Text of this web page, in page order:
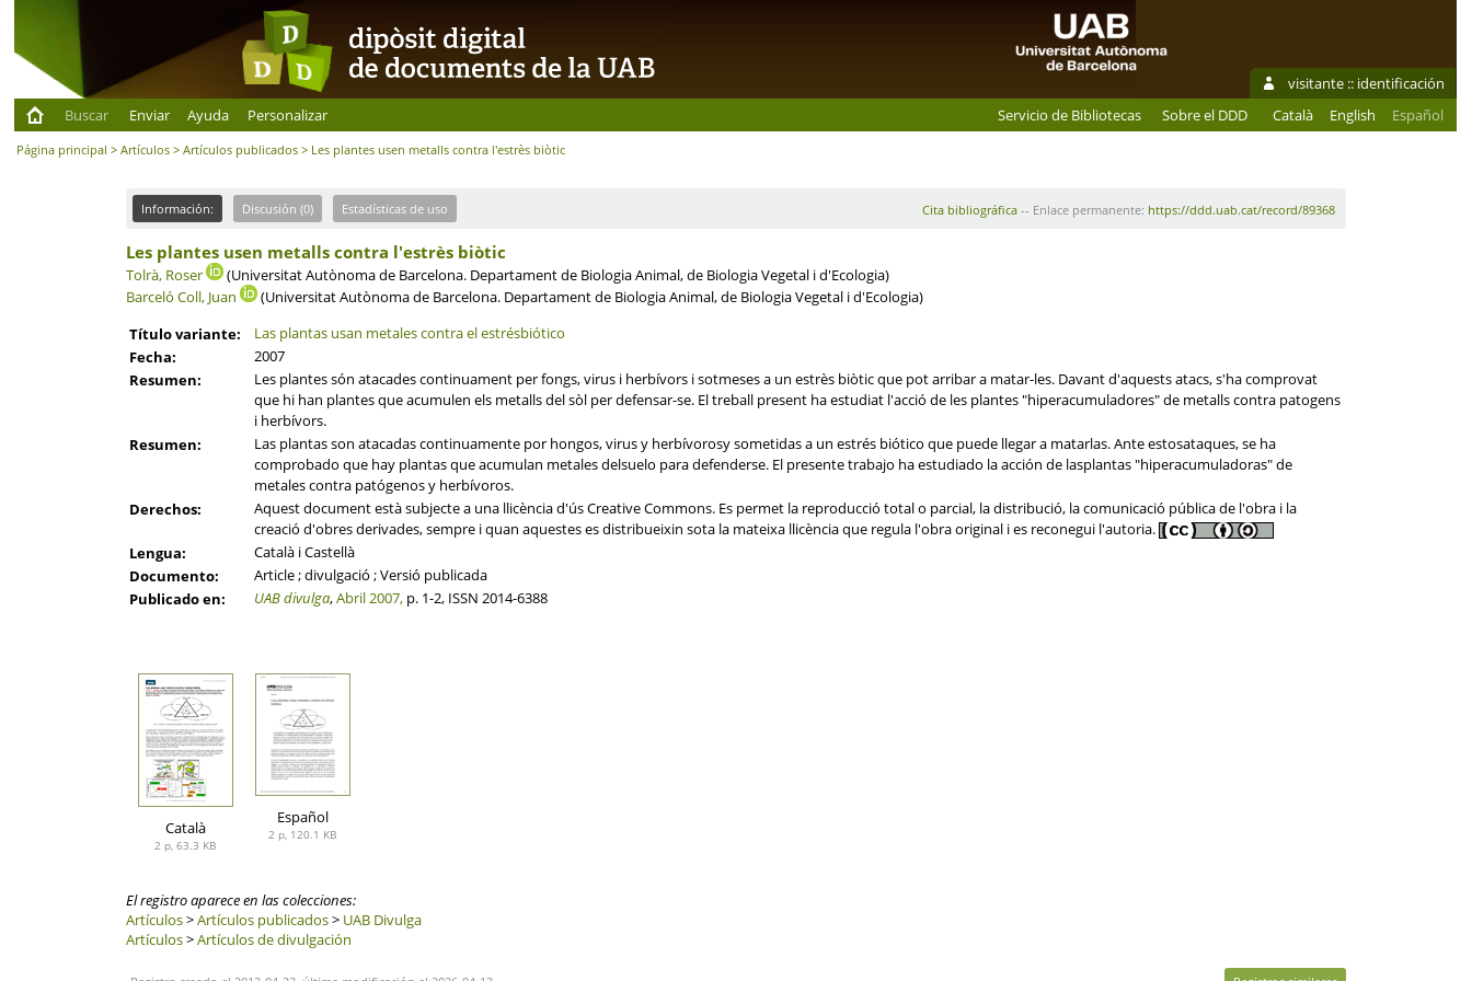
visitante :: identificación
Buscar
Enviar Ayuda Personalizar Servicio de Bibliotecas Sobre el DDD Català English Español
Página principal >Artículos >Artículos publicados > Les plantes usen metalls contra l'estrès biòtic
Información: Discusión (0) Estadísticas de uso Cita bibliográfica-- Enlace permanente: https://ddd.uab.cat/record/89368
Les plantes usen metalls contra l'estrès biòtic
Tolrà, Roser
(Universitat Autònoma de Barcelona. Departament de Biologia Animal, de Biologia Vegetal i d'Ecologia)
Barceló Coll, Juan
(Universitat Autònoma de Barcelona. Departament de Biologia Animal, de Biologia Vegetal i d'Ecologia)
Título variante:
Las plantas usan metales contra el estrésbiótico
Fecha:
2007
Resumen:
Les plantes són atacades continuament per fongs, virus i herbívors i sotmeses a un estrès biòtic que pot arribar a matar-les. Davant d'aquests atacs, s'ha comprovat
que hi han plantes que acumulen els metalls del sòl per defensar-se. El treball present ha estudiat l'acció de les plantes "hiperacumuladores" de metalls contra patogens
i herbívors.
Resumen:
Las plantas son atacadas continuamente por hongos, virus y herbívorosy sometidas a un estrés biótico que puede llegar a matarlas. Ante estosataques, se ha
comprobado que hay plantas que acumulan metales delsuelo para defenderse. El presente trabajo ha estudiado la acción de lasplantas "hiperacumuladoras" de
metales contra patógenos y herbívoros.
Derechos:
Aquest document està subjecte a una llicència d'ús Creative Commons. Es permet la reproducció total o parcial, la distribució, la comunicació pública de l'obra i la
creació d'obres derivades, sempre i quan aquestes es distribueixin sota la mateixa llicència que regula l'obra original i es reconegui l'autoria.
Lengua:
Català i Castellà
Documento:
Article ; divulgació ; Versió publicada
Publicado en:
UAB divulga,Abril 2007,p. 1-2, ISSN 2014-6388
Català
2 p, 63.3 KB
Español
2 p, 120.1 KB
El registro aparece en las colecciones:
Artículos>Artículos publicados> UAB Divulga
Artículos>Artículos de divulgación